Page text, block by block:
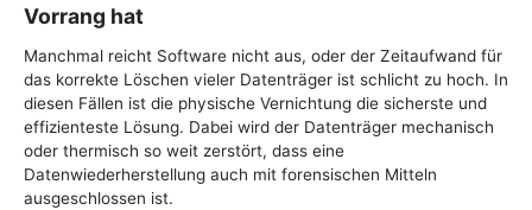
Vorrang hat
Manchmal reicht Software nicht aus, oder der Zeitaufwand für
das korrekte Löschen vieler Datenträger ist schlicht zu hoch. In
diesen Fällen ist die physische Vernichtung die sicherste und
effizienteste Lösung. Dabei wird der Datenträger mechanisch
oder thermisch so weit zerstört, dass eine
Datenwiederherstellung auch mit forensischen Mitteln
ausgeschlossen ist.